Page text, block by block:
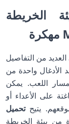
الخريطة
من التفاصيل
الأدغال واحدة من
مسار اللعب. يمكن
على الأعداء أو
يتيحتحميل
من بيئة الخريطة